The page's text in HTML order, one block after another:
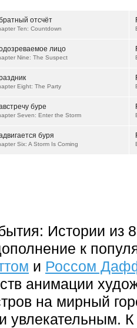
отсчёт
Ten: Countdown
лицо
Nine: The Suspect
Eight: The Party
буре
Seven: Enter the Storm
буря
Six: A Storm Is Coming
Истории из
к
и Россом
анимации
на мирный
увлекательным.